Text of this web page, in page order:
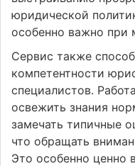
юридической
особенно важно при
Сервис также
компетентности
специалистов.
освежить знания
замечать типичные
что обращать
Это особенно ценно